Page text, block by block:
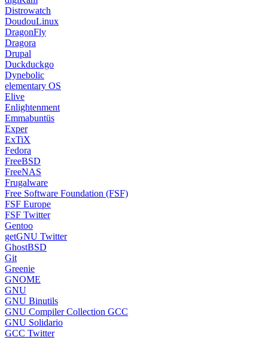
Distrowatch
DoudouLinux
DragonFly
Dragora
Drupal
Duckduckgo
Dynebolic
elementary OS
Elive
Enlightenment
Emmabuntüs
Exper
ExTiX
Fedora
FreeBSD
FreeNAS
Frugalware
Free Software Foundation (FSF)
FSF Europe
FSF Twitter
Gentoo
getGNU Twitter
GhostBSD
Git
Greenie
GNOME
GNU
GNU Binutils
GNU Compiler Collection GCC
GNU Solidario
GCC Twitter